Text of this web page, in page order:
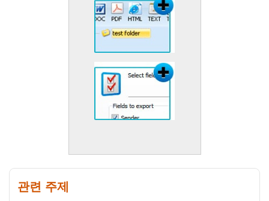
관련 주제